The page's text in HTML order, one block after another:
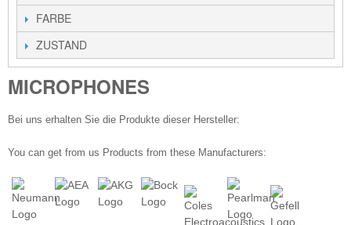
FARBE
ZUSTAND
MICROPHONES
Bei uns erhalten Sie die Produkte dieser Hersteller:
You can get from us Products from these Manufacturers: